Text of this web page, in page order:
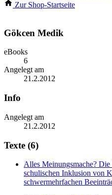
Zur Shop-Startseite
Gökcen Medik
eBooks
6
Angelegt am
21.2.2012
Info
Angelegt am
21.2.2012
Texte (6)
Alles Meinungsmache?
schulischen Inklusion von
schwermehrfachen